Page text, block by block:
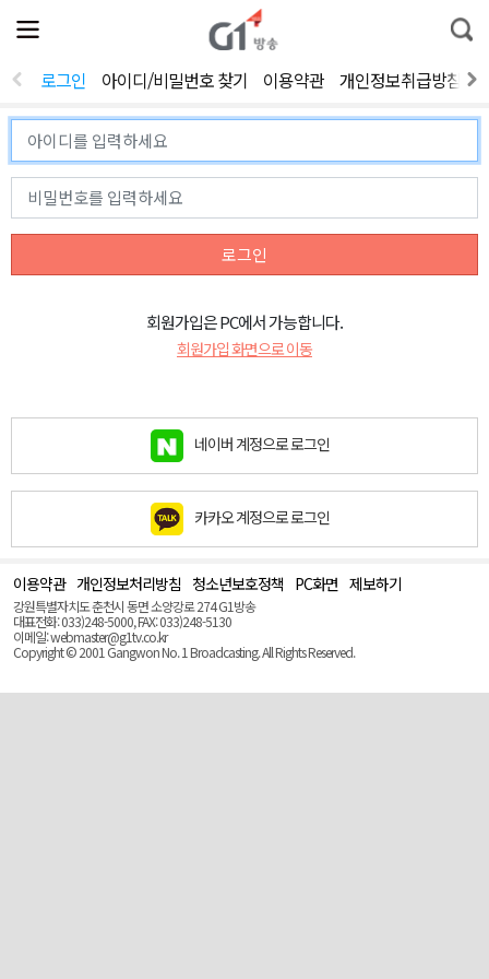
전
체
뉴
열
통
합
색
로그인 아이디/비밀번호 찾기 이용약관 개인정보취급방침
로그인
회원가입은 PC에서 가능합니다.
회원가입 화면으로 이동
네이버 계정으로 로그인
카카오 계정으로 로그인
이용약관 개인정보처리방침 청소년보호정책 PC화면 제보하기
강원특별자치도 춘천시 동면 소양강로 274 G1방송
대표전화: 033)248-5000, FAX: 033)248-5130
이메일: webmaster@g1tv.co.kr
Copyright © 2001 Gangwon No. 1 Broadcasting. All Rights Reserved.